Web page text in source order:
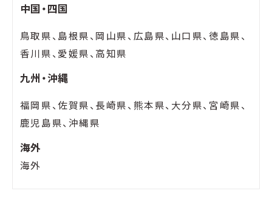
中国・四国
鳥取県、島根県、岡山県、広島県、山口県、徳島県、
香川県、愛媛県、高知県
九州・沖縄
福岡県、佐賀県、長崎県、熊本県、大分県、宮崎県、
鹿児島県、沖縄県
海外
海外